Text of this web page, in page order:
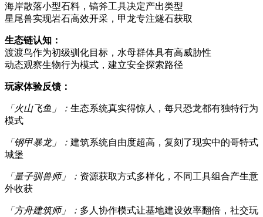
海岸散落小型石料，镐斧工具决定产出类型
星尾兽实现岩石高效开采，甲龙专注燧石获取
生态链认知：
渡渡鸟作为初级驯化目标，水母群体具有高威胁性
动态观察生物行为模式，建立安全探索路径
玩家体验反馈：
「火山飞鱼」： 生态系统真实得惊人，每只恐龙都有独特行为
模式
「钢甲暴龙」： 建筑系统自由度超高，复刻了现实中的哥特式
城堡
「量子驯兽师」： 资源获取方式多样化，不同工具组合产生意
外收获
「方舟建筑师」： 多人协作模式让基地建设效率翻倍，社交玩